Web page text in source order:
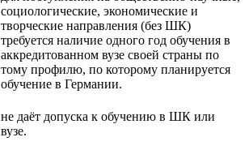
социологические, экономические и
творческие направления (без ШК)
требуется наличие одного год обучения в
аккредитованном вузе своей страны по
тому профилю, по которому планируется
обучение в Германии.
не даёт допуска к обучению в ШК или
вузе.